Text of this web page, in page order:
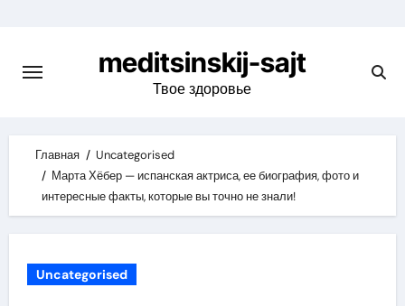
content
meditsinskij-sajt
Твое здоровье
Главная
Uncategorised
Марта Хёбер — испанская актриса, ее биография, фото и
интересные факты, которые вы точно не знали!
Uncategorised